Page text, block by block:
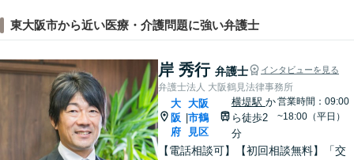
東大阪市から近い医療・介護問題に強い弁護士
岸 秀行 弁護士 インタビューを見る
弁護士法人 大阪鶴見法律事務所
大
阪
府
|
大阪
市鶴
見区
横堤駅 か
ら徒歩2
分
営業時間：09:00
~18:00（平日）
【電話相談可】【初回相談無料】「交